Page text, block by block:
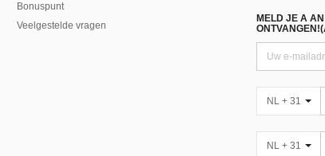
Bonuspunt
Veelgestelde vragen
MELD JE A
NL + 31
NL + 31